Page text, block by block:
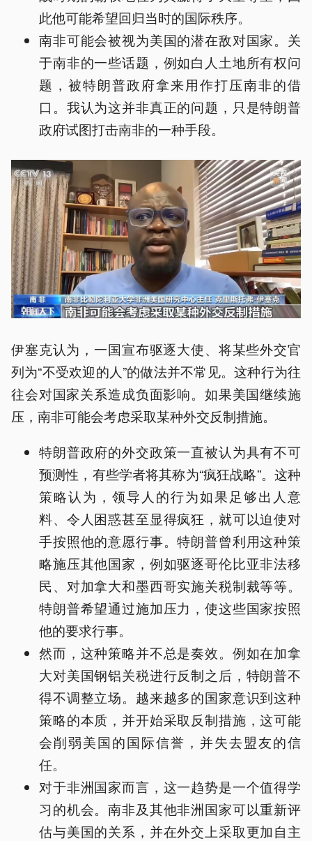
此他可能希望回归当时的国际秩序。
南非可能会被视为美国的潜在敌对国家。关
于南非的一些话题，例如白人土地所有权问
题，被特朗普政府拿来用作打压南非的借
口。我认为这并非真正的问题，只是特朗普
政府试图打击南非的一种手段。
伊塞克认为，一国宣布驱逐大使、将某些外交官
列为“不受欢迎的人”的做法并不常见。这种行为往
往会对国家关系造成负面影响。如果美国继续施
压，南非可能会考虑采取某种外交反制措施。
特朗普政府的外交政策一直被认为具有不可
预测性，有些学者将其称为“疯狂战略”。这种
策略认为，领导人的行为如果足够出人意
料、令人困惑甚至显得疯狂，就可以迫使对
手按照他的意愿行事。特朗普曾利用这种策
略施压其他国家，例如驱逐哥伦比亚非法移
民、对加拿大和墨西哥实施关税制裁等等。
特朗普希望通过施加压力，使这些国家按照
他的要求行事。
然而，这种策略并不总是奏效。例如在加拿
大对美国钢铝关税进行反制之后，特朗普不
得不调整立场。越来越多的国家意识到这种
策略的本质，并开始采取反制措施，这可能
会削弱美国的国际信誉，并失去盟友的信
任。
对于非洲国家而言，这一趋势是一个值得学
习的机会。南非及其他非洲国家可以重新评
估与美国的关系，并在外交上采取更加自主